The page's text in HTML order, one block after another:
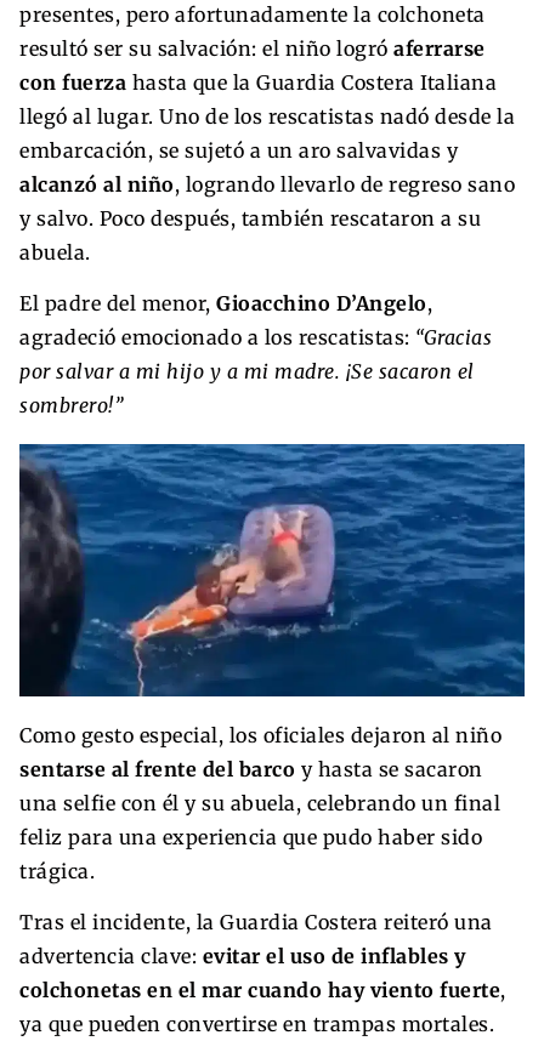
presentes, pero afortunadamente la colchoneta
resultó ser su salvación: el niño logró aferrarse
con fuerza hasta que la Guardia Costera Italiana
llegó al lugar. Uno de los rescatistas nadó desde la
embarcación, se sujetó a un aro salvavidas y
alcanzó al niño, logrando llevarlo de regreso sano
y salvo. Poco después, también rescataron a su
abuela.
El padre del menor, Gioacchino D’Angelo,
agradeció emocionado a los rescatistas: “Gracias
por salvar a mi hijo y a mi madre. ¡Se sacaron el
sombrero!”
Como gesto especial, los oficiales dejaron al niño
sentarse al frente del barco y hasta se sacaron
una selfie con él y su abuela, celebrando un final
feliz para una experiencia que pudo haber sido
trágica.
Tras el incidente, la Guardia Costera reiteró una
advertencia clave: evitar el uso de inflables y
colchonetas en el mar cuando hay viento fuerte,
ya que pueden convertirse en trampas mortales.